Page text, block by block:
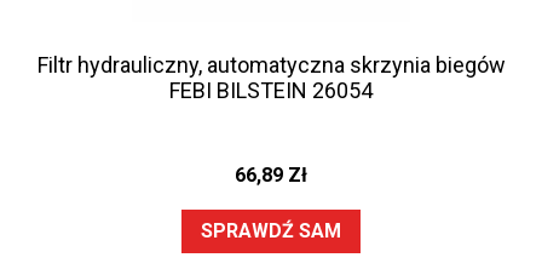
Filtr hydrauliczny, automatyczna skrzynia biegów
FEBI BILSTEIN 26054
66,89 Zł
SPRAWDŹ SAM